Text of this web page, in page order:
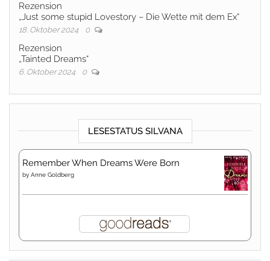
Rezension
„Just some stupid Lovestory – Die Wette mit dem Ex“
18. Oktober 2024 0
Rezension
„Tainted Dreams“
6. Oktober 2024 0
LESESTATUS SILVANA
Remember When Dreams Were Born
by Anne Goldberg